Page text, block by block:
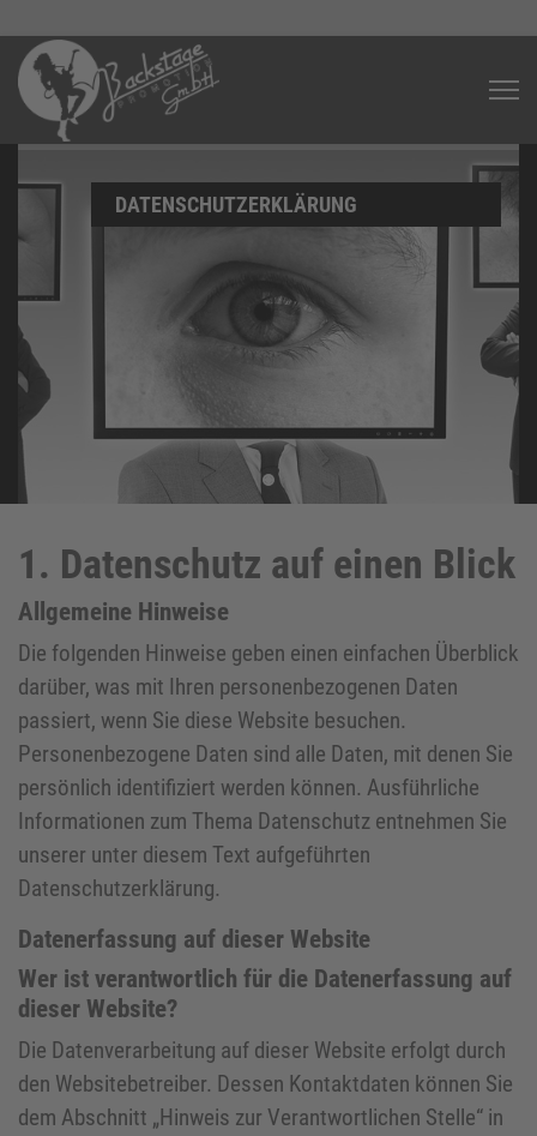
DATENSCHUTZ­ERKLÄRUNG
1. Datenschutz auf einen Blick
Allgemeine Hinweise
Die folgenden Hinweise geben einen einfachen Überblick
darüber, was mit Ihren personenbezogenen Daten
passiert, wenn Sie diese Website besuchen.
Personenbezogene Daten sind alle Daten, mit denen Sie
persönlich identifiziert werden können. Ausführliche
Informationen zum Thema Datenschutz entnehmen Sie
unserer unter diesem Text aufgeführten
Datenschutzerklärung.
Datenerfassung auf dieser Website
Wer ist verantwortlich für die Datenerfassung auf
dieser Website?
Die Datenverarbeitung auf dieser Website erfolgt durch
den Websitebetreiber. Dessen Kontaktdaten können Sie
dem Abschnitt „Hinweis zur Verantwortlichen Stelle“ in